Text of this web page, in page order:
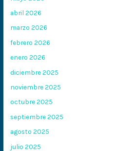
abril 2026
marzo 2026
febrero 2026
enero 2026
diciembre 2025
noviembre 2025
octubre 2025
septiembre 2025
agosto 2025
julio 2025